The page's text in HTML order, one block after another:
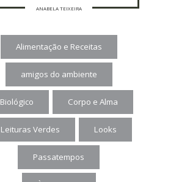
ANABELA TEIXEIRA
Alimentação e Receitas
amigos do ambiente
Biológico Corpo e Alma
Leituras Verdes Looks
Passatempos